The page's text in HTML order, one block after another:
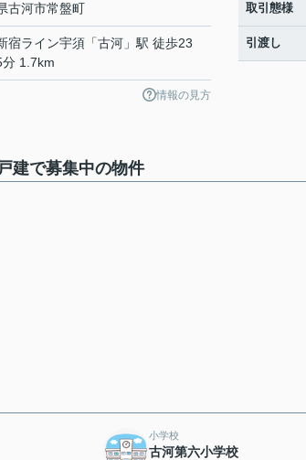
古河市常盤町
宿ライン宇須 「古河 」駅 徒歩23
1.7km
情報の見方
取引態様
引渡し
建で募集中の物件
小学校
古河第六小学校